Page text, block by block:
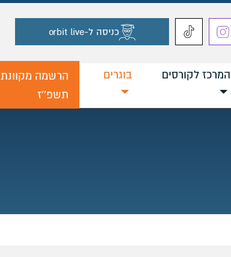
כניסה ל-orbit live
המרכז לקורסים בוגרים
הרשמה מקוונת
תשפ''ז